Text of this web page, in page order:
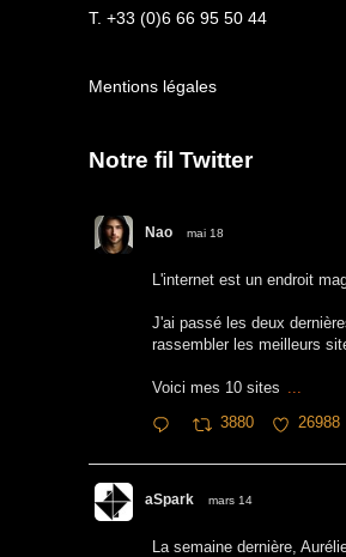
T. +33 (0)6 66 95 50 44
Mentions légales
Notre fil Twitter
Nao mai 18
L'internet est un endroit
J'ai passé les deux
rassembler les meilleurs
Voici mes 10 sites
3880 26988
aSpark mars 14
La semaine dernière,